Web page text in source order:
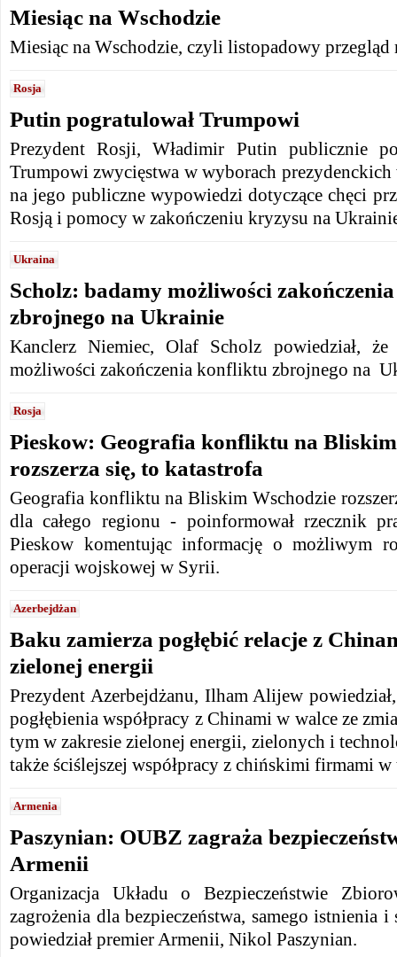
Miesiąc na Wschodzie
Miesiąc na Wschodzie, czyli listopadowy przegląd
Rosja
Putin pogratulował Trumpowi
Prezydent Rosji, Władimir Putin publicznie
Trumpowi zwycięstwa w wyborach
na jego publiczne wypowiedzi dotyczące chęci
Rosją i pomocy w zakończeniu kryzysu na
Ukraina
Scholz: badamy możliwości
zbrojnego na Ukrainie
Kanclerz Niemiec, Olaf Scholz powiedział, że
możliwości zakończenia konfliktu zbrojnego na
Rosja
Pieskow: Geografia konfliktu na
rozszerza się, to katastrofa
Geografia konfliktu na Bliskim Wschodzie
dla całego regionu - poinformował rzecznik
Pieskow komentując informację o możliwym
operacji wojskowej w Syrii.
Azerbejdżan
Baku zamierza pogłębić relacje z
zielonej energii
Prezydent Azerbejdżanu, Ilham Alijew
pogłębienia współpracy z Chinami w walce ze
tym w zakresie zielonej energii, zielonych i
także ściślejszej współpracy z chińskimi firmami w
Armenia
Paszynian: OUBZ zagraża
Armenii
Organizacja Układu o Bezpieczeństwie
zagrożenia dla bezpieczeństwa, samego istnienia
powiedział premier Armenii, Nikol Paszynian.